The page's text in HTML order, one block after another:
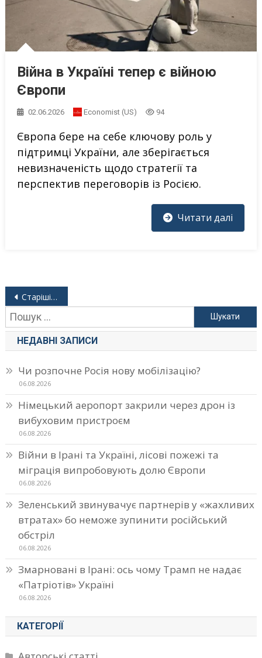
Війна в Україні тепер є війною
Європи
02.06.2026 Economist (US) 94
Європа бере на себе ключову роль у
підтримці України, але зберігається
невизначеність щодо стратегії та
перспектив переговорів із Росією.
Читати далі
Навігація
за
записами
Старіші записи
Пошук:
НЕДАВНІ ЗАПИСИ
Чи розпочне Росія нову мобілізацію?
06.08.2026
Німецький аеропорт закрили через дрон із
вибуховим пристроєм
06.08.2026
Війни в Ірані та Україні, лісові пожежі та
міграція випробовують долю Європи
06.08.2026
Зеленський звинувачує партнерів у «жахливих
втратах» бо неможе зупинити російський
обстріл
06.08.2026
Змарновані в Ірані: ось чому Трамп не надає
«Патріотів» Україні
06.08.2026
КАТЕГОРІЇ